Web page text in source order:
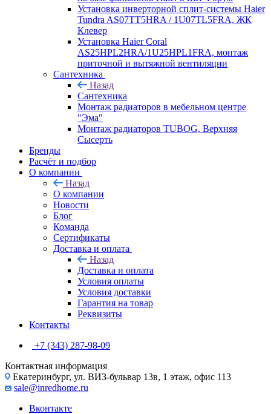
Установка инверторной сплит-системы Haier
Tundra AS07TT5HRA / 1U07TL5FRA, ЖК
Клевер
Установка Haier Coral
AS25HPL2HRA/1U25HPL1FRA, монтаж
приточной и вытяжной вентиляции
Сантехника
Назад
Сантехника
Монтаж радиаторов в мебельном центре
"Эма"
Монтаж радиаторов TUBOG, Верхняя
Сысерть
Бренды
Расчёт и подбор
О компании
Назад
О компании
Новости
Блог
Команда
Сертификаты
Доставка и оплата
Назад
Доставка и оплата
Условия оплаты
Условия доставки
Гарантия на товар
Реквизиты
Контакты
+7 (343) 287-98-09
Контактная информация
Екатеринбург, ул. ВИЗ-бульвар 13в, 1 этаж, офис 113
sale@inredhome.ru
Вконтакте